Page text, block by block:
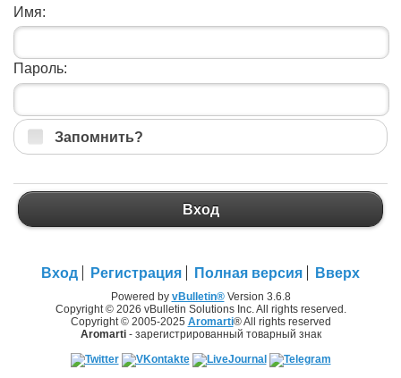
Имя:
Пароль:
Запомнить?
Вход
Вход Регистрация Полная версия Вверх
Powered by vBulletin®Version 3.6.8
Copyright © 2026 vBulletin Solutions Inc. All rights reserved.
Copyright © 2005-2025 Aromarti® All rights reserved
Aromarti- зарегистрированный товарный знак